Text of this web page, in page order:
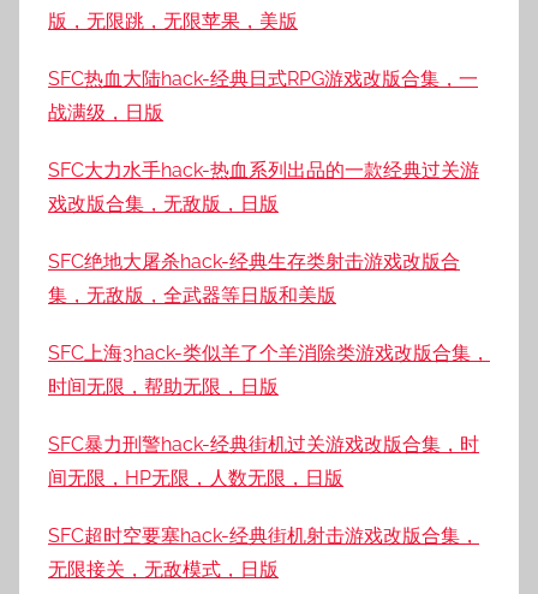
版，无限跳，无限苹果，美版
SFC热血大陆hack-经典日式RPG游戏改版合集，一
战满级，日版
SFC大力水手hack-热血系列出品的一款经典过关游
戏改版合集，无敌版，日版
SFC绝地大屠杀hack-经典生存类射击游戏改版合
集，无敌版，全武器等日版和美版
SFC上海3hack-类似羊了个羊消除类游戏改版合集，
时间无限，帮助无限，日版
SFC暴力刑警hack-经典街机过关游戏改版合集，时
间无限，HP无限，人数无限，日版
SFC超时空要塞hack-经典街机射击游戏改版合集，
无限接关，无敌模式，日版